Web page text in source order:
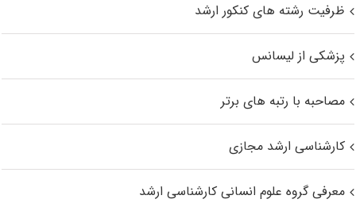
ظرفیت رشته های کنکور ارشد
پزشکی از لیسانس
مصاحبه با رتبه های برتر
کارشناسی ارشد مجازی
معرفی گروه علوم انسانی کارشناسی ارشد